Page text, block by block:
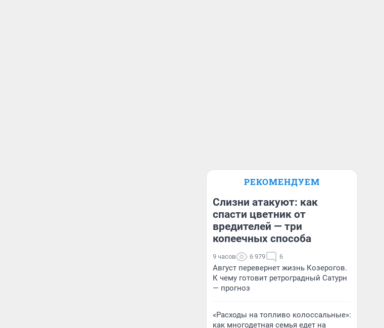
РЕКОМЕНДУЕМ
Слизни атакуют: как
спасти цветник от
вредителей — три
копеечных способа
9 часов 6 979 6
Август перевернет жизнь Козерогов.
К чему готовит ретроградный Сатурн
— прогноз
«Расходы на топливо колоссальные»:
как многодетная семья едет на